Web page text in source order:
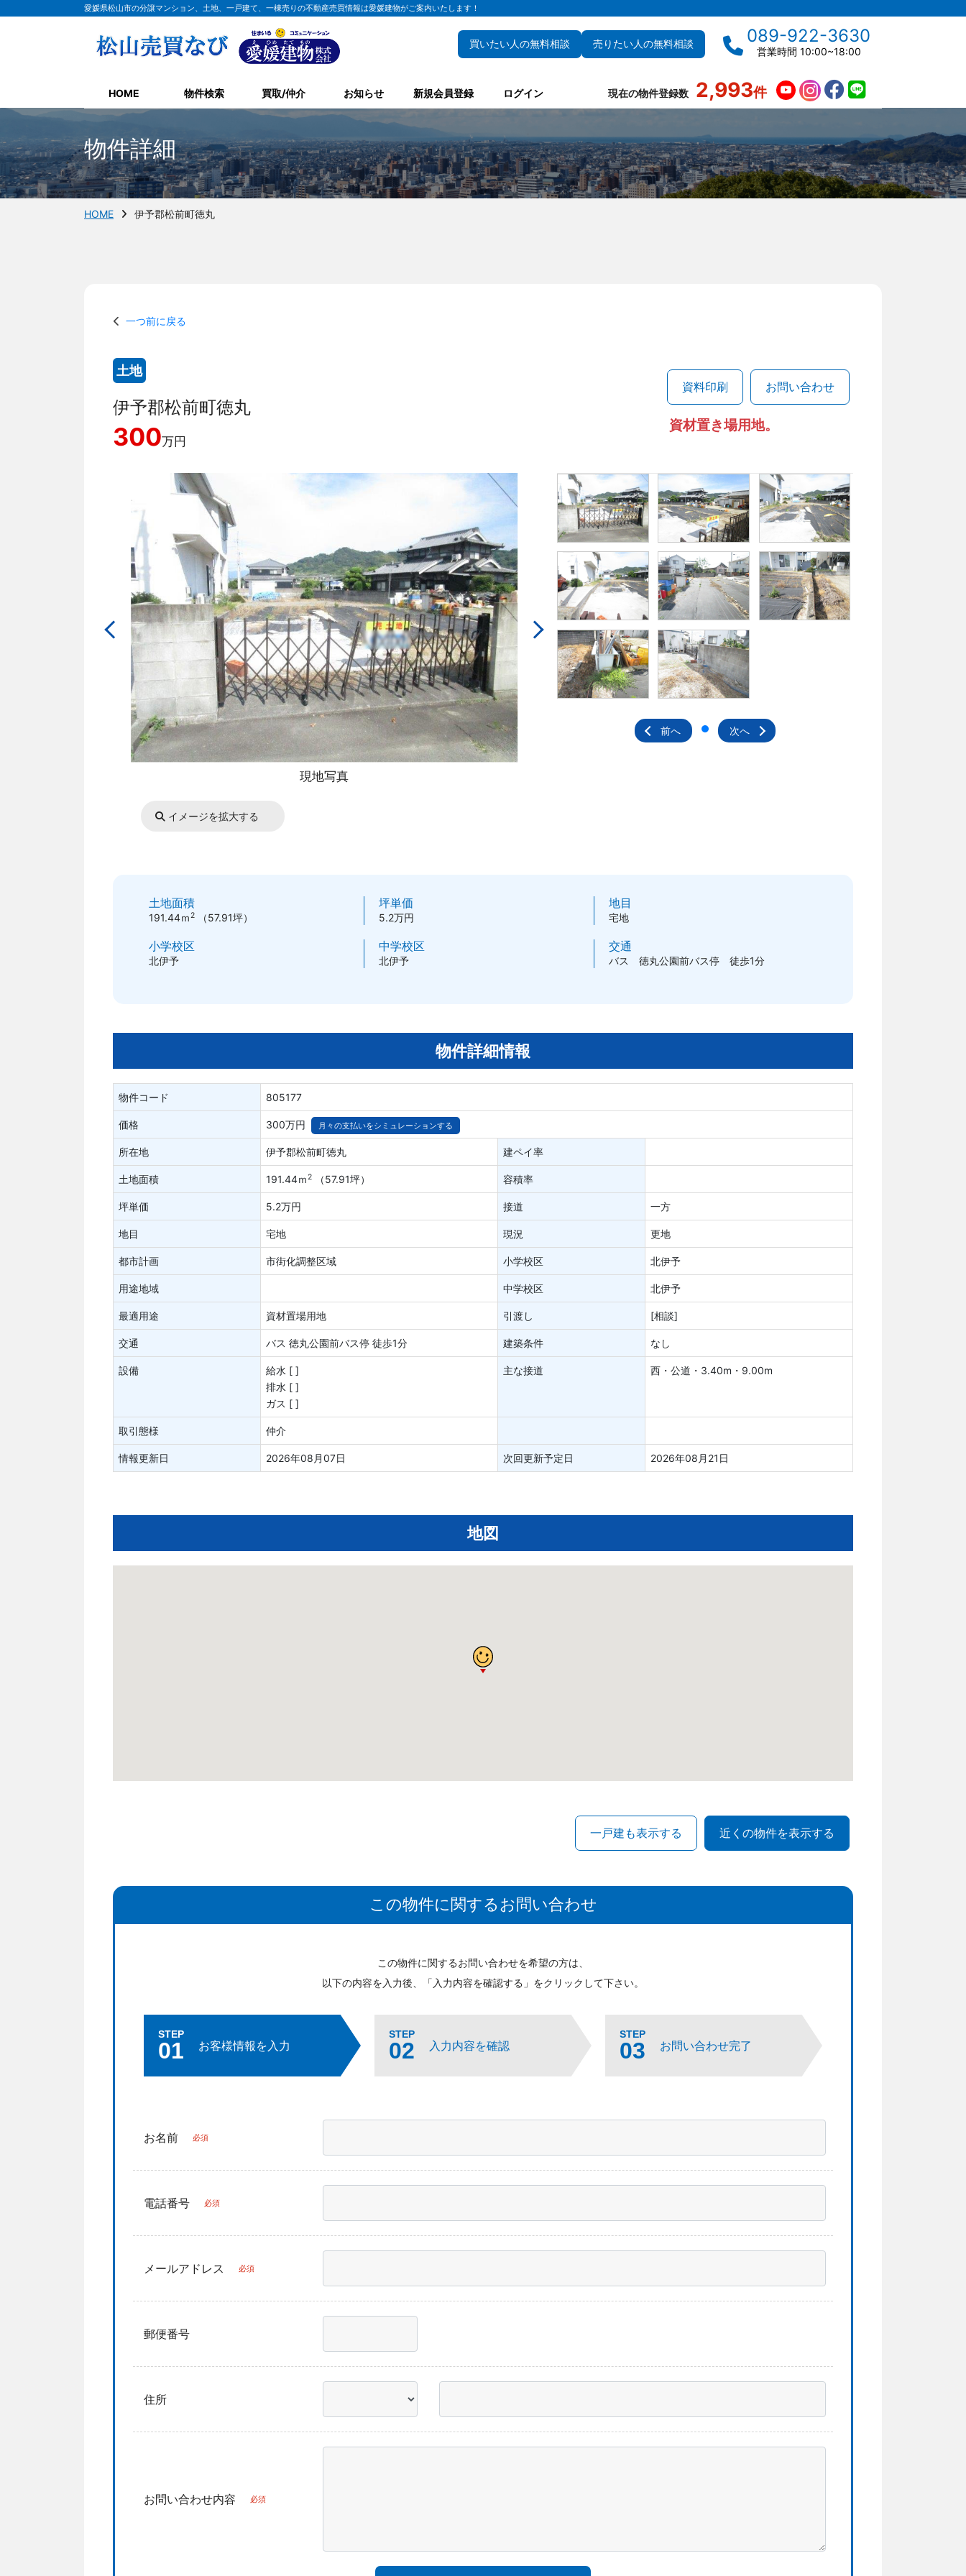
愛媛県松山市の分譲マンション、土地、一戸建て、一棟売りの不動産売買情報は愛媛建物がご案内いたします！
買いたい人の無料相談 売りたい人の無料相談 089-922-3630
営業時間 10:00~18:00
HOME 物件検索 買取/仲介 お知らせ 新規会員登録 ログイン 現在の物件登録数 2,993件
物件詳細
HOME 伊予郡松前町徳丸
一つ前に戻る
土地
伊予郡松前町徳丸
300万円
資料印刷 お問い合わせ
資材置き場用地。
現地写真
前へ 次へ
イメージを拡大する
土地面積
191.44ｍ 2 （57.91坪）
坪単価
5.2万円
地目
宅地
小学校区
北伊予
中学校区
北伊予
交通
バス 徳丸公園前バス停 徒歩1分
物件詳細情報
物件コード 805177
価格 300万円 月々の支払いをシミュレーションする
所在地 伊予郡松前町徳丸 建ペイ率
土地面積 191.44ｍ 2 （57.91坪） 容積率
坪単価 5.2万円 接道 一方
地目 宅地 現況 更地
都市計画 市街化調整区域 小学校区 北伊予
用途地域 中学校区 北伊予
最適用途 資材置場用地 引渡し [相談]
交通 バス 徳丸公園前バス停 徒歩1分 建築条件 なし
設備
給水 [ ]
排水 [ ]
ガス [ ]
主な接道 西・公道・3.40m・9.00m
取引態様 仲介
情報更新日 2026年08月07日 次回更新予定日 2026年08月21日
地図
この物件に関するお問い合わせ
この物件に関するお問い合わせを希望の方は、
以下の内容を入力後、「入力内容を確認する」をクリックして下さい。
STEP
01 お客様情報を入力
STEP
02 入力内容を確認
STEP
03 お問い合わせ完了
お名前 必須
電話番号 必須
メールアドレス 必須
郵便番号
住所
お問い合わせ内容 必須